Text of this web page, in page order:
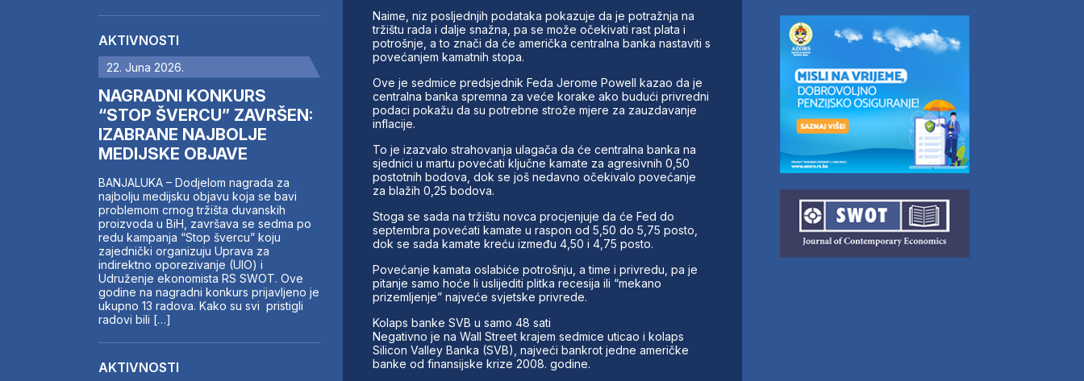
AKTIVNOSTI
22. Juna 2026.
NAGRADNI KONKURS
“STOP ŠVERCU” ZAVRŠEN:
IZABRANE NAJBOLJE
MEDIJSKE OBJAVE
BANJALUKA – Dodjelom nagrada za
najbolju medijsku objavu koja se bavi
problemom crnog tržišta duvanskih
proizvoda u BiH, završava se sedma po
redu kampanja “Stop švercu” koju
zajednički organizuju Uprava za
indirektno oporezivanje (UIO) i
Udruženje ekonomista RS SWOT. Ove
godine na nagradni konkurs prijavljeno je
ukupno 13 radova. Kako su svi pristigli
radovi bili […]
AKTIVNOSTI
Naime, niz posljednjih podataka pokazuje da je potražnja na
tržištu rada i dalje snažna, pa se može očekivati rast plata i
potrošnje, a to znači da će američka centralna banka nastaviti s
povećanjem kamatnih stopa.
Ove je sedmice predsjednik Feda Jerome Powell kazao da je
centralna banka spremna za veće korake ako budući privredni
podaci pokažu da su potrebne strože mjere za zauzdavanje
inflacije.
To je izazvalo strahovanja ulagača da će centralna banka na
sjednici u martu povećati ključne kamate za agresivnih 0,50
postotnih bodova, dok se još nedavno očekivalo povećanje
za blažih 0,25 bodova.
Stoga se sada na tržištu novca procjenjuje da će Fed do
septembra povećati kamate u raspon od 5,50 do 5,75 posto,
dok se sada kamate kreću između 4,50 i 4,75 posto.
Povećanje kamata oslabiće potrošnju, a time i privredu, pa je
pitanje samo hoće li uslijediti plitka recesija ili “mekano
prizemljenje” najveće svjetske privrede.
Kolaps banke SVB u samo 48 sati
Negativno je na Wall Street krajem sedmice uticao i kolaps
Silicon Valley Banka (SVB), najveći bankrot jedne američke
banke od finansijske krize 2008. godine.